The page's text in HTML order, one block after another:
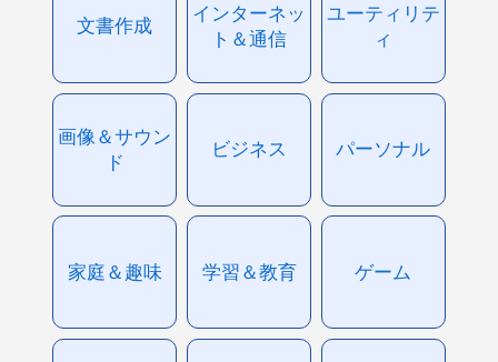
文書作成
インターネッ
ト＆通信
ユーティリテ
ィ
画像＆サウン
ド
ビジネス パーソナル
家庭＆趣味 学習＆教育 ゲーム